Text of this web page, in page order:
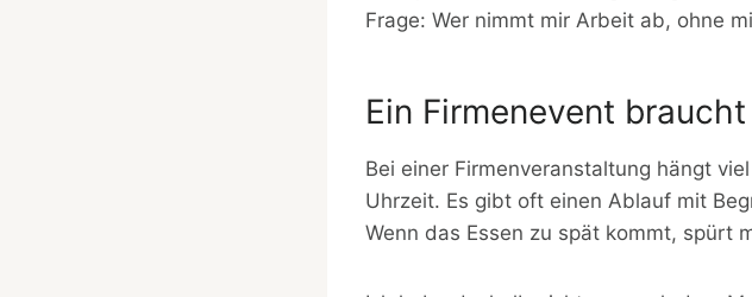
Frage: Wer nimmt mir Arbeit ab, ohne
Ein Firmenevent
Bei einer Firmenveranstaltung hängt
Uhrzeit. Es gibt oft einen Ablauf mit
Wenn das Essen zu spät kommt, spürt